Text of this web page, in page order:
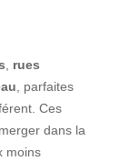
rues
, parfaites
Ces
dans la
moins